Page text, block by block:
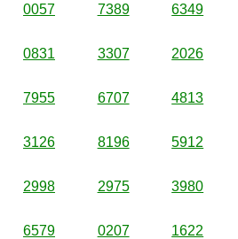
0057 7389 6349
0831 3307 2026
7955 6707 4813
3126 8196 5912
2998 2975 3980
6579 0207 1622